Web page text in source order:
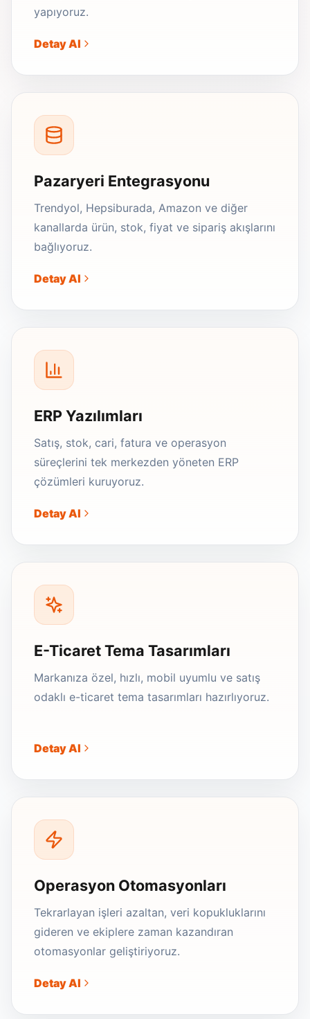
yapıyoruz.
Detay Al
Pazaryeri Entegrasyonu
Trendyol, Hepsiburada, Amazon ve diğer
kanallarda ürün, stok, fiyat ve sipariş akışlarını
bağlıyoruz.
Detay Al
ERP Yazılımları
Satış, stok, cari, fatura ve operasyon
süreçlerini tek merkezden yöneten ERP
çözümleri kuruyoruz.
Detay Al
E-Ticaret Tema Tasarımları
Markanıza özel, hızlı, mobil uyumlu ve satış
odaklı e-ticaret tema tasarımları hazırlıyoruz.
Detay Al
Operasyon Otomasyonları
Tekrarlayan işleri azaltan, veri kopukluklarını
gideren ve ekiplere zaman kazandıran
otomasyonlar geliştiriyoruz.
Detay Al